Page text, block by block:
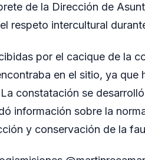
de la Dirección de
respeto intercultural
por el cacique de la
en el sitio, ya que
constatación se
información sobre la
y conservación de la